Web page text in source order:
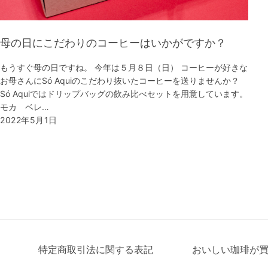
母の日にこだわりのコーヒーはいかがですか？
もうすぐ母の日ですね。 今年は５月８日（日） コーヒーが好きな
お母さんにSó Aquiのこだわり抜いたコーヒーを送りませんか？
Só Aquiではドリップバッグの飲み比べセットを用意しています。
モカ ベレ…
2022年5月1日
特定商取引法に関する表記 おいしい珈琲が